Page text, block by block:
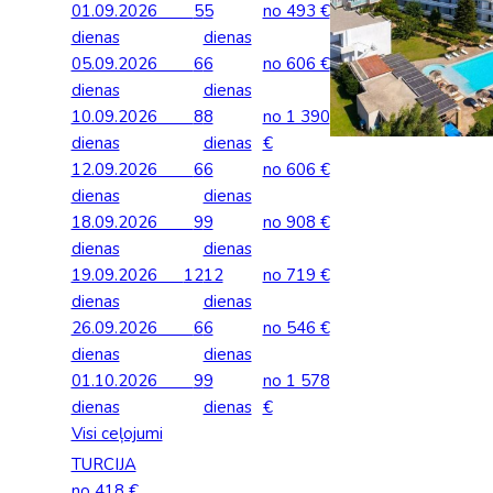
Grieķija: Roda
Gruzija: Batumi
Itālija: Kalabrija
Itālija: Sardīnija
Itālija: Sicīlija
Kipra
Madeira
Spānija:
Spānija: Malaga
Spānija: Maljorka
Dānija
Grieķija
Gruzija
Horvātija
Islande
Itālija
Kipra
Monako
Portugāle
Rumānija
Igaunija Polija
Palīdzība ārkārtas situācijās
BALTA ceļojumu apdrošināšana
Anketas vīzu noformēšanai
Lidojumu atcelšana un kavēšanās
01.09.2026 5
dienas
5
dienas
no 493 €
05.09.2026 6
dienas
6
dienas
no 606 €
10.09.2026 8
dienas
8
dienas
no 1 390
€
12.09.2026 6
dienas
6
dienas
no 606 €
18.09.2026 9
dienas
9
dienas
no 908 €
19.09.2026 12
dienas
12
dienas
no 719 €
26.09.2026 6
dienas
6
dienas
no 546 €
01.10.2026 9
dienas
9
dienas
no 1 578
€
Visi ceļojumi
TURCIJA